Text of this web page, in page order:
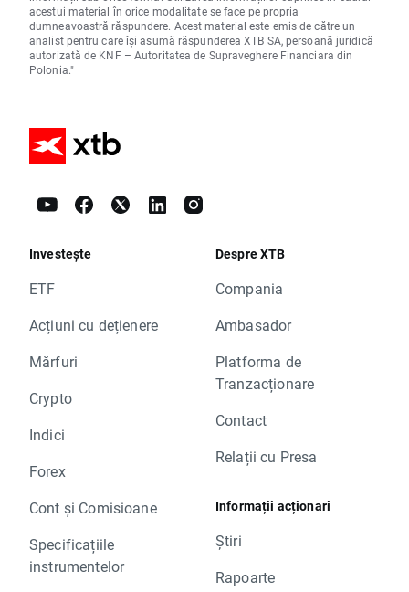
acestui material în orice modalitate se face pe propria
dumneavoastră răspundere. Acest material este emis de către un
analist pentru care își asumă răspunderea XTB SA, persoană juridică
autorizată de KNF – Autoritatea de Supraveghere Financiara din
Polonia."
Investește
ETF
Acțiuni cu dețienere
Mărfuri
Crypto
Indici
Forex
Cont și Comisioane
Specificațiile
instrumentelor
Despre XTB
Compania
Ambasador
Platforma de
Tranzacționare
Contact
Relații cu Presa
Informații acționari
Știri
Rapoarte